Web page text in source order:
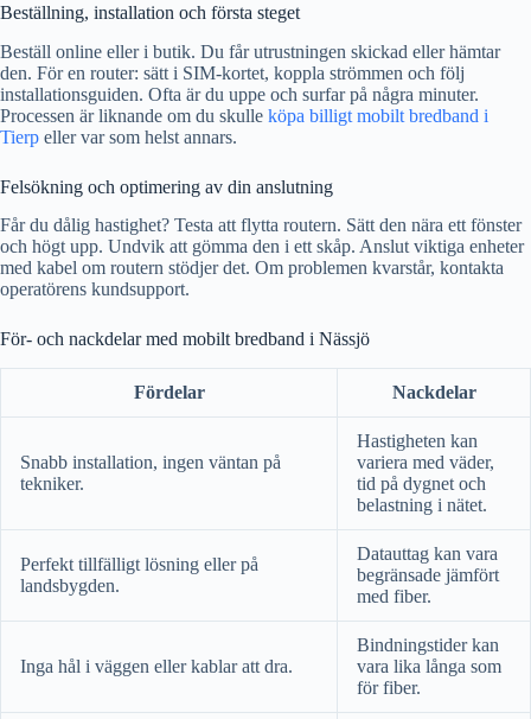
Beställning, installation och första steget
Beställ online eller i butik. Du får utrustningen skickad eller hämtar
den. För en router: sätt i SIM-kortet, koppla strömmen och följ
installationsguiden. Ofta är du uppe och surfar på några minuter.
Processen är liknande om du skulle köpa billigt mobilt bredband i
Tierp eller var som helst annars.
Felsökning och optimering av din anslutning
Får du dålig hastighet? Testa att flytta routern. Sätt den nära ett fönster
och högt upp. Undvik att gömma den i ett skåp. Anslut viktiga enheter
med kabel om routern stödjer det. Om problemen kvarstår, kontakta
operatörens kundsupport.
För- och nackdelar med mobilt bredband i Nässjö
Fördelar Nackdelar
Snabb installation, ingen väntan på
tekniker.
Hastigheten kan
variera med väder,
tid på dygnet och
belastning i nätet.
Perfekt tillfälligt lösning eller på
landsbygden.
Datauttag kan vara
begränsade jämfört
med fiber.
Inga hål i väggen eller kablar att dra.
Bindningstider kan
vara lika långa som
för fiber.